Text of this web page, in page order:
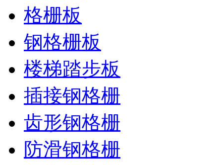
格栅板
钢格栅板
楼梯踏步板
插接钢格栅
齿形钢格栅
防滑钢格栅